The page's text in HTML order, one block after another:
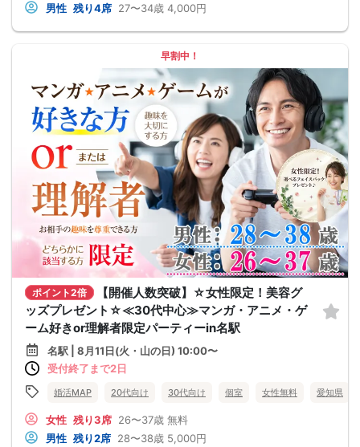
男性 残り4席 27〜34歳 4,000円
早割中！
ポイント2倍
【開催人数突破】☆女性限定！美容グ
ッズプレゼント☆≪30代中心≫マンガ・アニメ・ゲ
ーム好きor理解者限定パーティーin名駅
名駅 | 8月11日(火・山の日) 10:00〜
受付終了まで2日
婚活MAP 20代向け 30代向け 個室 女性無料 愛知県
女性 残り3席 26〜37歳 無料
男性 残り2席 28〜38歳 5,000円